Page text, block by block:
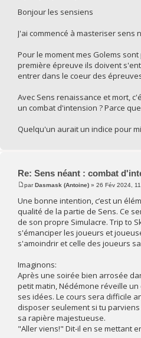
Bonjour les sensiens
J'ai commencé à masteriser
Pour le moment mes Golems
première épreuve ils doivent
entrer dans le coeur des
Avec Sens renaissance et mort,
un combat d'intension ? Parce
Quelqu'un aurait un indice pour
Re: Sens néant : combat
parDasmask (Antoine) » 26 Fév 2024,
Une bonne intention, c’est un
qualité de la partie de Sens. Ce
de son propre Simulacre. Trip to
s'émanciper les joueurs et
s'amoindrir et celle des joueurs
Imaginons:
Après une soirée bien arrosée
petit matin, Nédémone réveille
ses idées. Le cours sera difficile
disposer seulement si tu
sa rapière majestueuse.
"Aller viens!" Dit-il en se mettant